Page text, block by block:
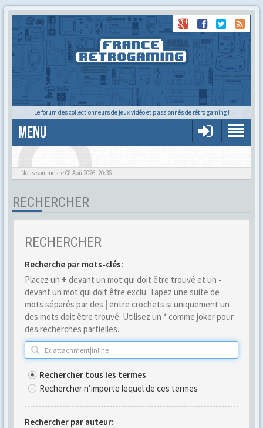
Le forum des collectionneurs de jeux vidéo et passionnés de rétro gaming !
MENU
Alors tu trouves ?
Nous sommes le 08 Aoû 2026, 20:36
RECHERCHER
RECHERCHER
Recherche par mots-clés:
Placez un + devant un mot qui doit être trouvé et un -
devant un mot qui doit être exclu. Tapez une suite de
mots séparés par des | entre crochets si uniquement un
des mots doit être trouvé. Utilisez un * comme joker pour
des recherches partielles.
Rechercher tous les termes
Rechercher n’importe lequel de ces termes
Rechercher par auteur: